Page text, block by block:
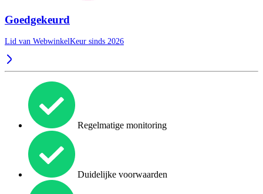
Goedgekeurd
Lid van WebwinkelKeur sinds 2026
Regelmatige monitoring
Duidelijke voorwaarden